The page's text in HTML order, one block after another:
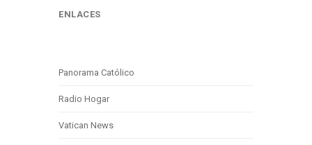
ENLACES
Panorama Católico
Radio Hogar
Vatican News